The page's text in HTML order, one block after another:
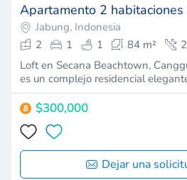
Apartamento 2 habitaciones
Jabung, Indonesia
2
1 1 84 m²
2
Loft en Secana Beachtown, Canggu ✨ Secana
es un complejo residencial
$300,000
Dejar una